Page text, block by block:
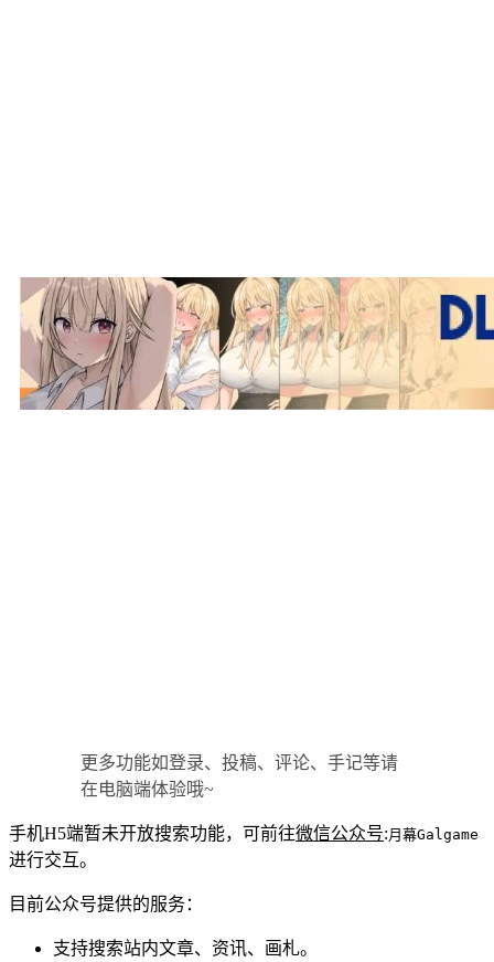
更多功能如登录、投稿、评论、手记等请
在电脑端体验哦~
手机H5端暂未开放搜索功能，可前往微信公众号:月幕Galgame
进行交互。
目前公众号提供的服务：
支持搜索站内文章、资讯、画札。